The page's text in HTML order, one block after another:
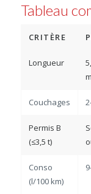
Tableau
CRITÈRE
Longueur
m
Couchages
Permis B
(≤3,5 t)
Conso
(l/100 km)